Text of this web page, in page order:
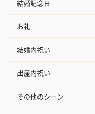
結婚記念日
お礼
結婚内祝い
出産内祝い
その他のシーン